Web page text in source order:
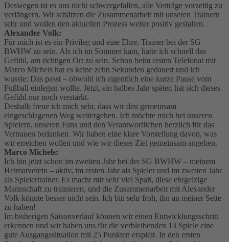
Deswegen ist es uns nicht schwergefallen, alle Verträge vorzeitig zu
verlängern. Wir schätzen die Zusammenarbeit mit unseren Trainern
sehr und wollen den aktuellen Prozess weiter positiv gestalten.
Alexander Volk:
Für mich ist es ein Privileg und eine Ehre, Trainer bei der SG
BWHW zu sein. Als ich im Sommer kam, hatte ich schnell das
Gefühl, am richtigen Ort zu sein. Schon beim ersten Telefonat mit
Marco Michels hat es keine zehn Sekunden gedauert und ich
wusste: Das passt – obwohl ich eigentlich eine kurze Pause vom
Fußball einlegen wollte. Jetzt, ein halbes Jahr später, hat sich dieses
Gefühl nur noch verstärkt.
Deshalb freue ich mich sehr, dass wir den gemeinsam
eingeschlagenen Weg weitergehen. Ich möchte mich bei unseren
Spielern, unseren Fans und den Verantwortlichen herzlich für das
Vertrauen bedanken. Wir haben eine klare Vorstellung davon, was
wir erreichen wollen und wie wir dieses Ziel gemeinsam angehen.
Marco Michels:
Ich bin jetzt schon im zweiten Jahr bei der SG BWHW – meinem
Heimatverein – aktiv, im ersten Jahr als Spieler und im zweiten Jahr
als Spielertrainer. Es macht mir sehr viel Spaß, diese ehrgeizige
Mannschaft zu trainieren, und die Zusammenarbeit mit Alexander
Volk könnte besser nicht sein. Ich bin sehr froh, ihn an meiner Seite
zu haben!
Im bisherigen Saisonverlauf können wir einen Entwicklungsschritt
erkennen und wir haben uns für die verbleibenden 13 Spiele eine
gute Ausgangssituation mit 25 Punkten erspielt. In den ersten